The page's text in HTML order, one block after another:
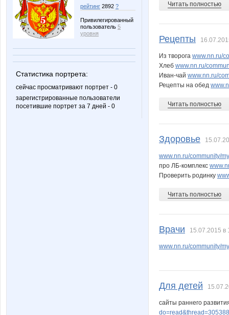
рейтинг 2892 ?
Привилегированный
пользователь 5
уровня
Статистика портрета:
сейчас просматривают портрет - 0
зарегистрированные пользователи
посетившие портрет за 7 дней - 0
Taisiya
confessa*
kattuxa
perez-olga
крем ксю77
Читать полностью
Рецепты
Из творога www.nn.ru/
Хлеб www.nn.ru/
Иван-чай www.nn.ru/
Рецепты на обед
Читать полностью
Здоровье
www.nn.ru/community/
про ЛБ-комплекс
Проверить родинку
Читать полностью
Врачи 15.07.2015 в
www.nn.ru/community/
Для детей
сайты раннего